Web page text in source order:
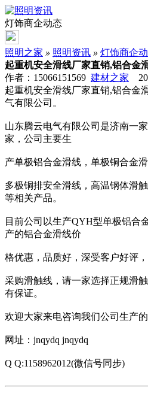
灯饰商企动态
照明之家 » 照明资讯 » 灯饰商企
起重机安全滑线厂家直销,铝合金
作者：15066151569 建材之家
起重机安全滑线厂家直销,铝合金
气有限公司。
山东腾云电气有限公司是济南一
家，公司主要生
产单极铝合金滑线，单极铜合金滑
多极铜排安全滑线，高温钢体滑
等相关产品。
目前公司以生产QYH型单极铝合
产的铝合金滑线价
格优惠，品质好，深受客户好评，
采购滑触线，请一家选择正规滑
有保证。
欢迎大家来电咨询我们公司生产的
网址：jnqydq jnqydq
Q Q:1158962012(微信号同步)